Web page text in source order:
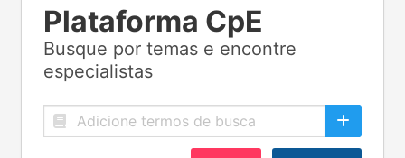
Plataforma CpE
Busque por temas e encontre
especialistas